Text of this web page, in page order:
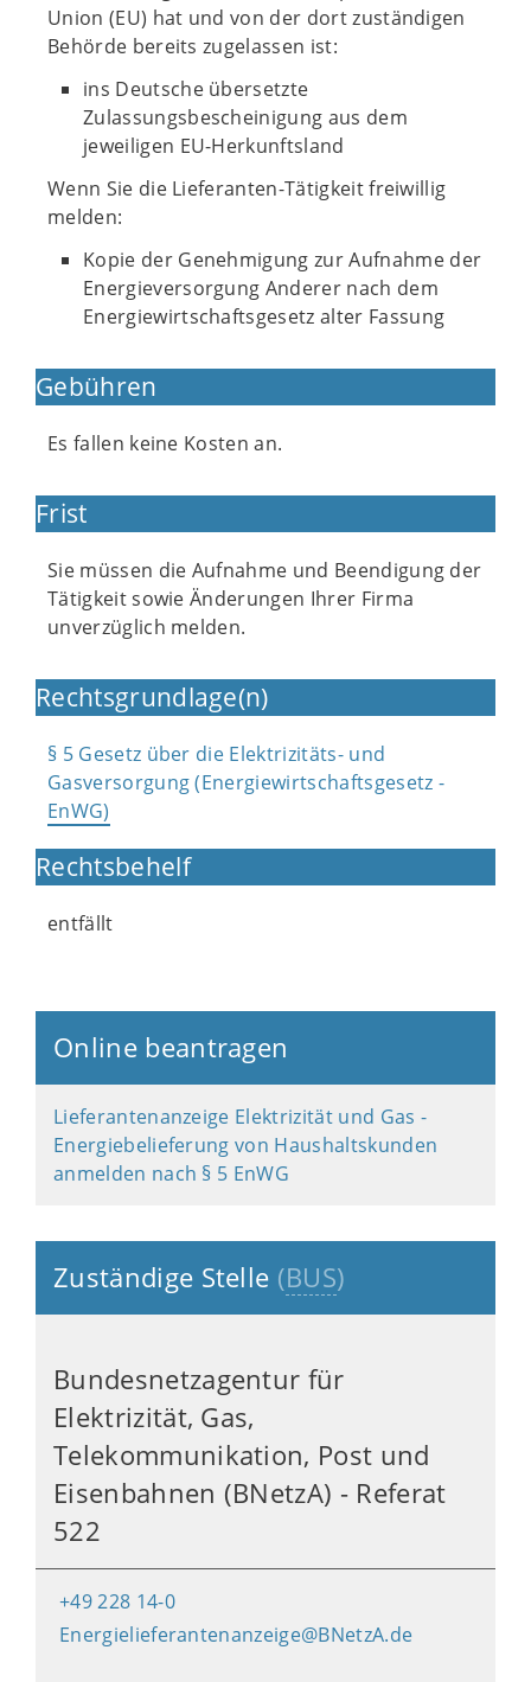
Union (EU) hat und von der dort zuständigen
Behörde bereits zugelassen ist:
ins Deutsche übersetzte
Zulassungsbescheinigung aus dem
jeweiligen EU-Herkunftsland
Wenn Sie die Lieferanten-Tätigkeit freiwillig
melden:
Kopie der Genehmigung zur Aufnahme der
Energieversorgung Anderer nach dem
Energiewirtschaftsgesetz alter Fassung
Gebühren
Es fallen keine Kosten an.
Frist
Sie müssen die Aufnahme und Beendigung der
Tätigkeit sowie Änderungen Ihrer Firma
unverzüglich melden.
Rechtsgrundlage(n)
§ 5 Gesetz über die Elektrizitäts- und
Gasversorgung (Energiewirtschaftsgesetz -
EnWG)
Rechtsbehelf
entfällt
Online beantragen
Lieferantenanzeige Elektrizität und Gas -
Energiebelieferung von Haushaltskunden
anmelden nach § 5 EnWG
Zuständige Stelle (BUS)
Bundesnetzagentur für
Elektrizität, Gas,
Telekommunikation, Post und
Eisenbahnen (BNetzA) - Referat
522
+49 228 14-0
Energielieferantenanzeige@BNetzA.de